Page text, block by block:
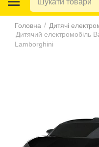
Головна / Дитячі
Дитячий електромобіль
Lamborghini